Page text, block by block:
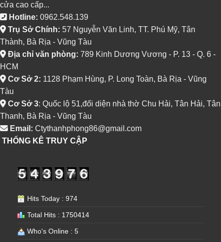
cửa cao cấp...
Hotline: 0962.548.139
Trụ Sở Chính: 57 Nguyễn Văn Linh, TT. Phú Mỹ, Tân
Thành, Bà Rịa - Vũng Tàu
Địa chỉ văn phòng: 789 Kinh Dương Vương - P. 13 - Q. 6 -
HCM
Cơ Sở 2: 1128 Phạm Hùng, P. Long Toàn, Bà Rịa - Vũng
Tàu
Cơ Sở 3: Quốc lộ 51,đối diện nhà thờ Chu Hải, Tân Hải, Tân
Thanh, Bà Rịa - Vũng Tàu
Email: Ctythanhphong86@gmail.com
THỐNG KÊ TRUY CẬP
Hits Today : 974
Total Hits : 1750414
Who's Online : 5